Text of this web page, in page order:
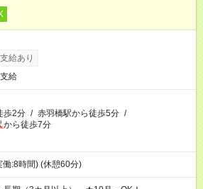
給あり
給
歩2分 / 赤羽橋駅から徒歩5分 /
から徒歩7分
:8時間) (休憩60分)